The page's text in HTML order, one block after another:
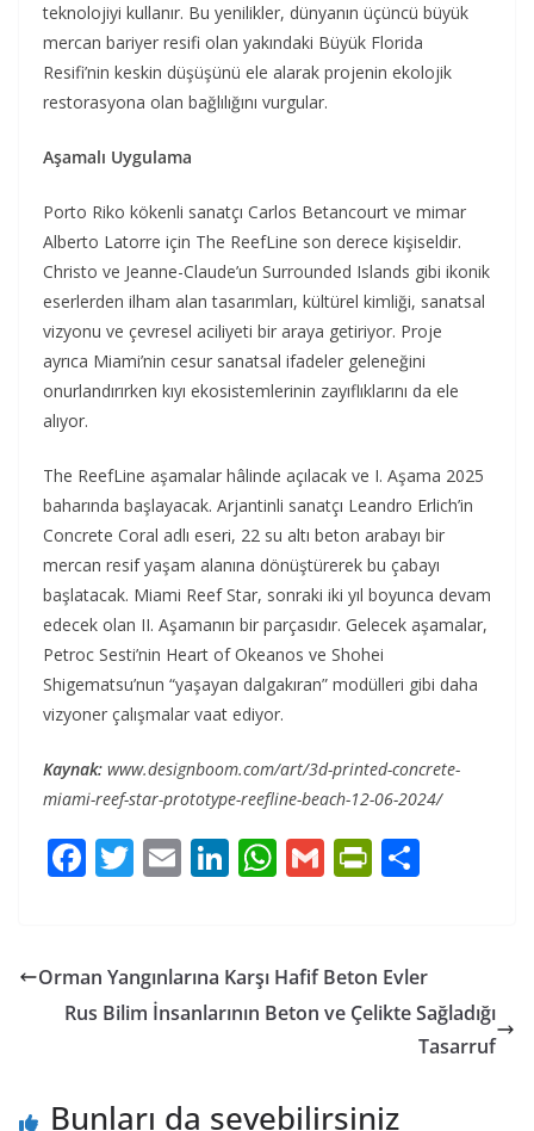
teknolojiyi kullanır. Bu yenilikler, dünyanın üçüncü büyük
mercan bariyer resifi olan yakındaki Büyük Florida
Resifi’nin keskin düşüşünü ele alarak projenin ekolojik
restorasyona olan bağlılığını vurgular.
Aşamalı Uygulama
Porto Riko kökenli sanatçı Carlos Betancourt ve mimar
Alberto Latorre için The ReefLine son derece kişiseldir.
Christo ve Jeanne-Claude’un Surrounded Islands gibi ikonik
eserlerden ilham alan tasarımları, kültürel kimliği, sanatsal
vizyonu ve çevresel aciliyeti bir araya getiriyor. Proje
ayrıca Miami’nin cesur sanatsal ifadeler geleneğini
onurlandırırken kıyı ekosistemlerinin zayıflıklarını da ele
alıyor.
The ReefLine aşamalar hâlinde açılacak ve I. Aşama 2025
baharında başlayacak. Arjantinli sanatçı Leandro Erlich’in
Concrete Coral adlı eseri, 22 su altı beton arabayı bir
mercan resif yaşam alanına dönüştürerek bu çabayı
başlatacak. Miami Reef Star, sonraki iki yıl boyunca devam
edecek olan II. Aşamanın bir parçasıdır. Gelecek aşamalar,
Petroc Sesti’nin Heart of Okeanos ve Shohei
Shigematsu’nun “yaşayan dalgakıran” modülleri gibi daha
vizyoner çalışmalar vaat ediyor.
Kaynak: www.designboom.com/art/3d-printed-concrete-
miami-reef-star-prototype-reefline-beach-12-06-2024/
F
b
o
T
er
E
l
Li
e
dI
W
s
A
G
l
Pr
ri
e
e
Orman Yangınlarına Karşı Hafif Beton Evler
Rus Bilim İnsanlarının Beton ve Çelikte Sağladığı
Tasarruf
Bunları da sevebilirsiniz